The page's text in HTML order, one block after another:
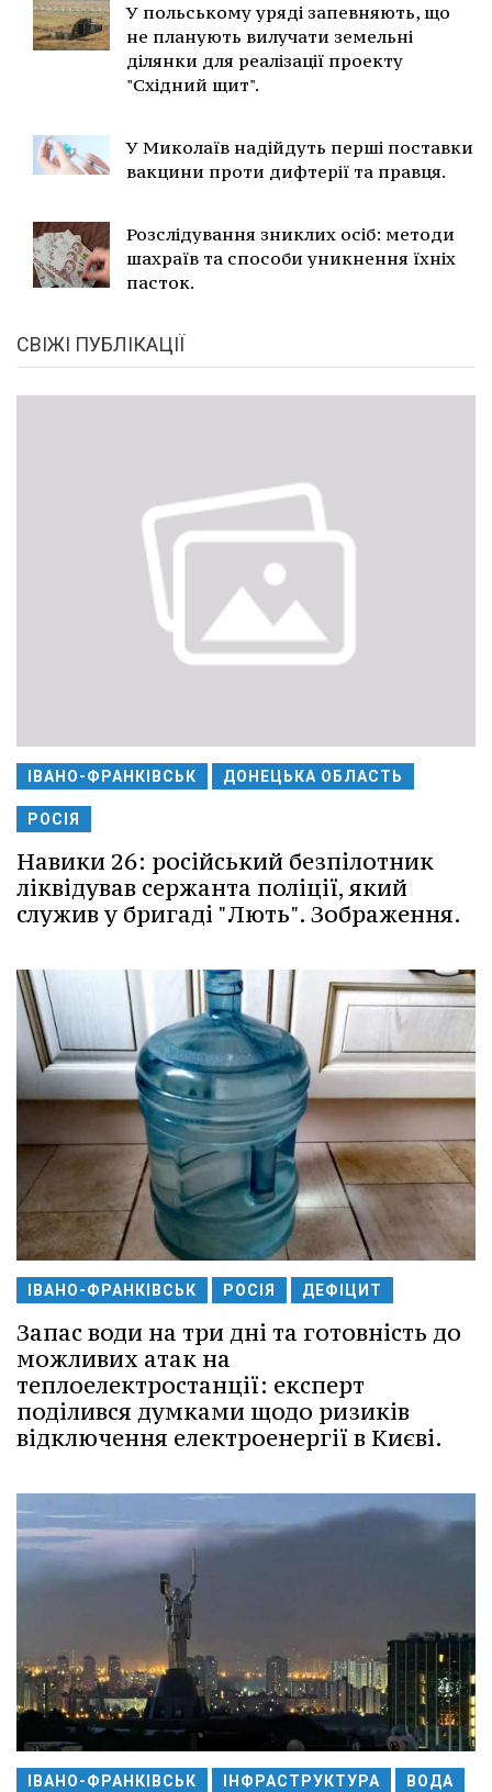
У польському уряді запевняють, що
не планують вилучати земельні
ділянки для реалізації проекту
"Східний щит".
У Миколаїв надійдуть перші поставки
вакцини проти дифтерії та правця.
Розслідування зниклих осіб: методи
шахраїв та способи уникнення їхніх
пасток.
СВІЖІ ПУБЛІКАЦІЇ
ІВАНО-ФРАНКІВСЬК ДОНЕЦЬКА ОБЛАСТЬ
РОСІЯ
Навики 26: російський безпілотник
ліквідував сержанта поліції, який
служив у бригаді "Лють". Зображення.
ІВАНО-ФРАНКІВСЬК РОСІЯ ДЕФІЦИТ
Запас води на три дні та готовність до
можливих атак на
теплоелектростанції: експерт
поділився думками щодо ризиків
відключення електроенергії в Києві.
ІВАНО-ФРАНКІВСЬК ІНФРАСТРУКТУРА ВОДА